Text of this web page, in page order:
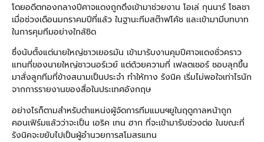
โดยอดีตกองกลางปีศาจแดงถูกดึงเข้ามาช่วยงาน โอเล่ กุนนาร์ โซลชา
เมื่อช่วงเดือนมกราคมปีที่แล้ว ในฐานะทีมสต๊าฟโค้ช และเข้ามามีบทบาท
ในการคุมทีมอย่างใกล้ชิด
ซึ่งนับตั้งแต่นายใหญ่ชาวเยอรมัน เข้ามารับงานคุมปีศาจแดงชั่วคราว
แทนที่ของนายใหญ่ชาวนอร์เวย์ แต่ด้วยความที่ เฟลตเชอร์ ชอบลุกขึ้น
มาสั่งลูกทีมที่ข้างสนามเป็นประจำ ทำให้ทาง รังนิค เริ่มไม่พอใจเท่าไรนัก
จากการรายงานของสื่อในประเทศอังกฤษ
อย่างไรก็ตามสำหรับตำแหน่งผู้จัดการทีมแมนฯยูในฤดูกาลหน้าถูก
คอนเฟิร์มแล้วว่าจะเป็น เอริค เทน ฮาก ที่จะเข้ามารับช่วงต่อ ในขณะที่
รังนิคจะขยับไปเป็นผู้อำนวยการสโมสรแทน